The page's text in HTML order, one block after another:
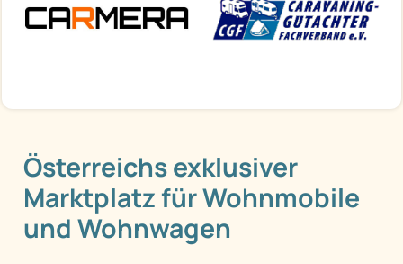
Österreichs exklusiver
Marktplatz für Wohnmobile
und Wohnwagen